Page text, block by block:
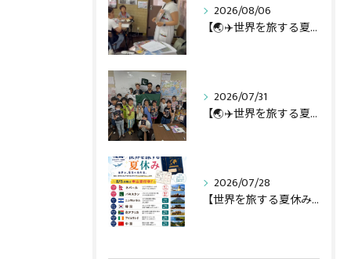
2026/08/06
【🌏✈️世界を旅する夏休み第3弾】
2026/07/31
【🌏✈️世界を旅する夏休み第二弾】
2026/07/28
【世界を旅する夏休み全行程🌏✈️】